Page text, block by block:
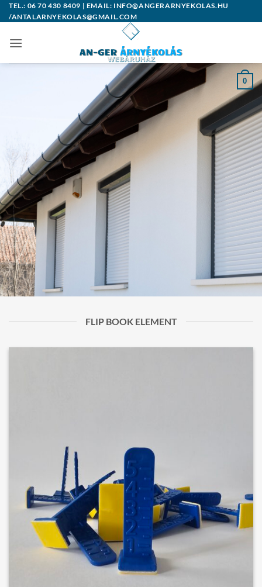
Skip
to
TEL.: 06 70 430 8409 | EMAIL: INFO@ANGERARNYEKOLAS.HU
/ANTALARNYEKOLAS@GMAIL.COM
0
FLIP BOOK ELEMENT